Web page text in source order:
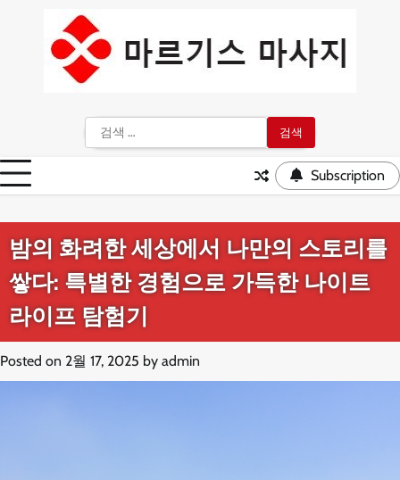
색:
Subscription
밤의 화려한 세상에서 나만의 스토리를
쌓다: 특별한 경험으로 가득한 나이트
라이프 탐험기
Posted on 2월 17, 2025 by admin